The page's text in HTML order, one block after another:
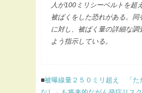
人が100ミリシーベルトを超
被ばくをした恐れがある。同
に対し、被ばく量の詳細な調
よう指示している。
■被曝線量２５０ミリ超え 「た